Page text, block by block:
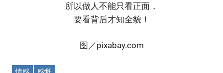
所以做人不能只看正面，
要看背后才知全貌！
图／pixabay.com